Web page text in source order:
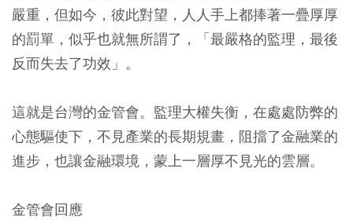
嚴重，但如今，彼此對望，人人手上都捧著一疊厚厚
的罰單，似乎也就無所謂了，「最嚴格的監理，最後
反而失去了功效」。
這就是台灣的金管會。監理大權失衡，在處處防弊的
心態驅使下，不見產業的長期規畫，阻擋了金融業的
進步，也讓金融環境，蒙上一層厚不見光的雲層。
金管會回應